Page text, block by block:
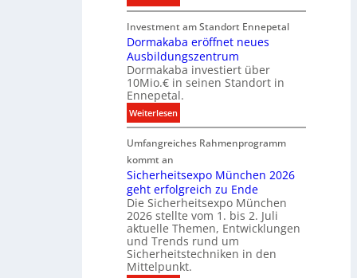
u
r
e
i
g
e
n
e
n
M
r
k
e
t
i
t
i
o
n
s
p
a
n
e
r
b
e
i
M
D
i
g
i
t
a
l
e
B
r
n
d
f
r
ü
h
e
Investment am Standort Ennepetal
Dormakaba eröffnet neues
Ausbildungszentrum
Dormakaba investiert über
10Mio.€ in seinen Standort in
Ennepetal.
Weiterlesen:
D
o
m
a
k
a
b
a
e
Umfangreiches Rahmenprogramm
kommt an
Sicherheitsexpo München 2026
geht erfolgreich zu Ende
Die Sicherheitsexpo München
2026 stellte vom 1. bis 2. Juli
aktuelle Themen, Entwicklungen
und Trends rund um
Sicherheitstechniken in den
Mittelpunkt.